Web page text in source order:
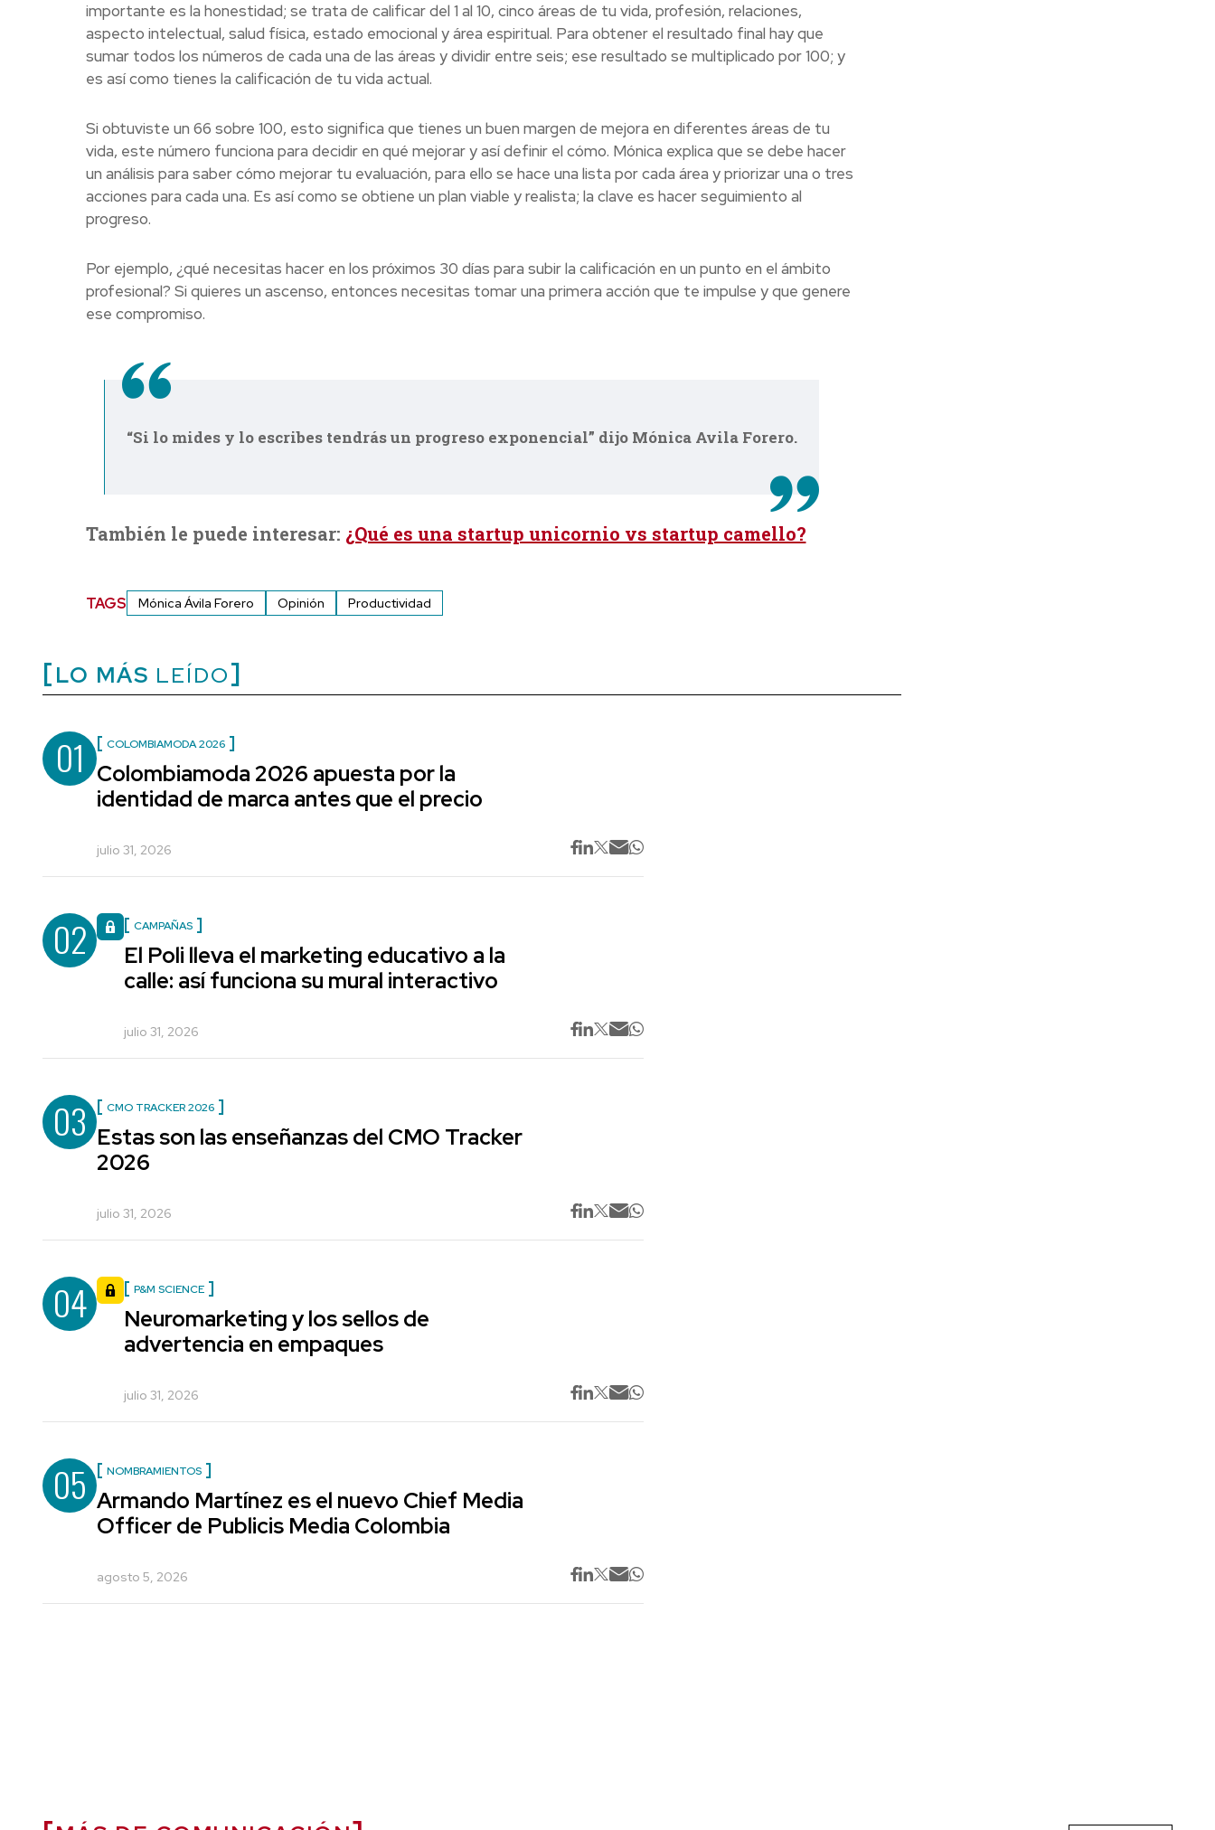
importante es la honestidad; se trata de calificar del 1 al 10, cinco áreas de tu vida, profesión, relaciones,
aspecto intelectual, salud física, estado emocional y área espiritual. Para obtener el resultado final hay que
sumar todos los números de cada una de las áreas y dividir entre seis; ese resultado se multiplicado por 100; y
es así como tienes la calificación de tu vida actual.
Si obtuviste un 66 sobre 100, esto significa que tienes un buen margen de mejora en diferentes áreas de tu
vida, este número funciona para decidir en qué mejorar y así definir el cómo. Mónica explica que se debe hacer
un análisis para saber cómo mejorar tu evaluación, para ello se hace una lista por cada área y priorizar una o tres
acciones para cada una. Es así como se obtiene un plan viable y realista; la clave es hacer seguimiento al
progreso.
Por ejemplo, ¿qué necesitas hacer en los próximos 30 días para subir la calificación en un punto en el ámbito
profesional? Si quieres un ascenso, entonces necesitas tomar una primera acción que te impulse y que genere
ese compromiso.
“Si lo mides y lo escribes tendrás un progreso exponencial” dijo Mónica Avila Forero.
También le puede interesar: ¿Qué es una startup unicornio vs startup camello?
TAGS Mónica Ávila Forero Opinión Productividad
LO MÁS LEÍDO
01 COLOMBIAMODA 2026
Colombiamoda 2026 apuesta por la
identidad de marca antes que el precio
julio 31, 2026
02 CAMPAÑAS
El Poli lleva el marketing educativo a la
calle: así funciona su mural interactivo
julio 31, 2026
03 CMO TRACKER 2026
Estas son las enseñanzas del CMO Tracker
2026
julio 31, 2026
04 P&M SCIENCE
Neuromarketing y los sellos de
advertencia en empaques
julio 31, 2026
05 NOMBRAMIENTOS
Armando Martínez es el nuevo Chief Media
Officer de Publicis Media Colombia
agosto 5, 2026